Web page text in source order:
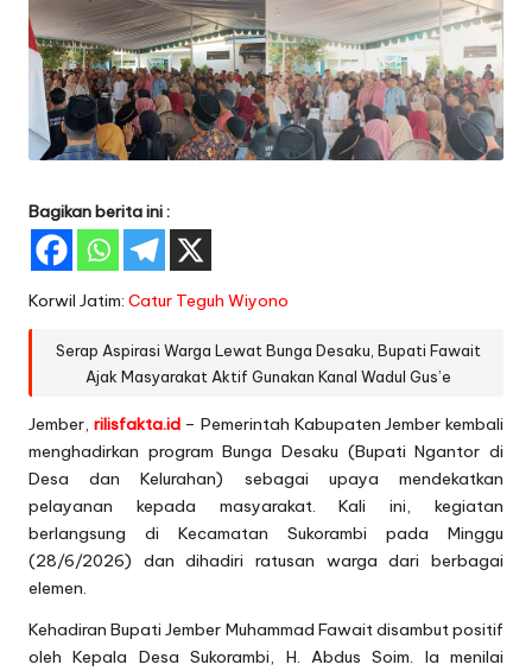
Bagikan berita ini :
Korwil Jatim: Catur Teguh Wiyono
Serap Aspirasi Warga Lewat Bunga Desaku, Bupati Fawait
Ajak Masyarakat Aktif Gunakan Kanal Wadul Gus’e
Jember, rilisfakta.id– Pemerintah Kabupaten Jember kembali
menghadirkan program Bunga Desaku (Bupati Ngantor di
Desa dan Kelurahan) sebagai upaya mendekatkan
pelayanan kepada masyarakat. Kali ini, kegiatan
berlangsung di Kecamatan Sukorambi pada Minggu
(28/6/2026) dan dihadiri ratusan warga dari berbagai
elemen.
Kehadiran Bupati Jember Muhammad Fawait disambut positif
oleh Kepala Desa Sukorambi, H. Abdus Soim. Ia menilai